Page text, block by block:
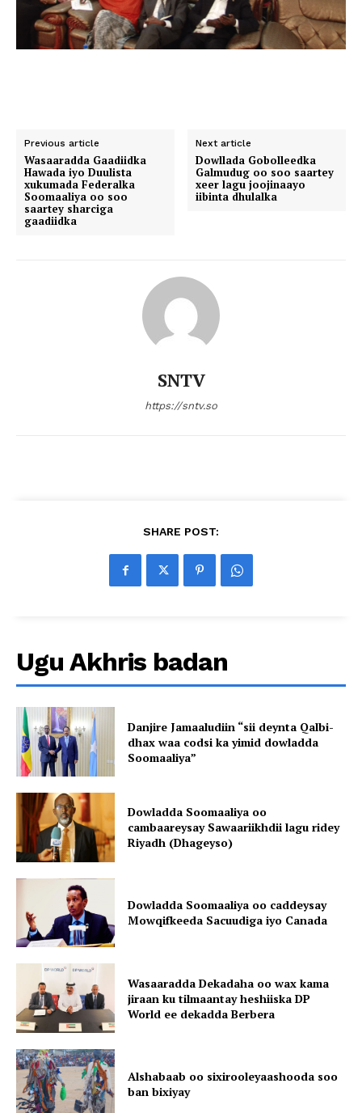
Previous article
Wasaaradda Gaadiidka
Hawada iyo Duulista
xukumada Federalka
Soomaaliya oo soo
saartey sharciga
gaadiidka
Next article
Dowllada Gobolleedka
Galmudug oo soo saartey
xeer lagu joojinaayo
iibinta dhulalka
SNTV
https://sntv.so
SHARE POST:
Ugu Akhris badan
Danjire Jamaaludiin “sii deynta Qalbi-
dhax waa codsi ka yimid dowladda
Soomaaliya”
Dowladda Soomaaliya oo
cambaareysay Sawaariikhdii lagu ridey
Riyadh (Dhageyso)
Dowladda Soomaaliya oo caddeysay
Mowqifkeeda Sacuudiga iyo Canada
Wasaaradda Dekadaha oo wax kama
jiraan ku tilmaantay heshiiska DP
World ee dekadda Berbera
Alshabaab oo sixirooleyaashooda soo
ban bixiyay